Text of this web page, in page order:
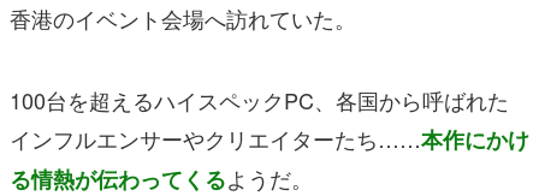
香港のイベント会場へ訪れていた。
100台を超えるハイスペックPC、各国から呼ばれた
インフルエンサーやクリエイターたち……本作にかけ
る情熱が伝わってくるようだ。